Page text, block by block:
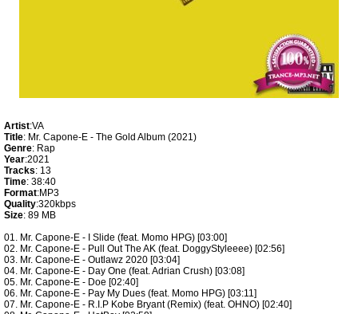
Artist:VA
Title: Mr. Capone-E - The Gold Album (2021)
Genre: Rap
Year:2021
Tracks: 13
Time: 38:40
Format:MP3
Quality:320kbps
Size: 89 MB
01. Mr. Capone-E - I Slide (feat. Momo HPG) [03:00]
02. Mr. Capone-E - Pull Out The AK (feat. DoggyStyleeee) [02:56]
03. Mr. Capone-E - Outlawz 2020 [03:04]
04. Mr. Capone-E - Day One (feat. Adrian Crush) [03:08]
05. Mr. Capone-E - Doe [02:40]
06. Mr. Capone-E - Pay My Dues (feat. Momo HPG) [03:11]
07. Mr. Capone-E - R.I.P Kobe Bryant (Remix) (feat. OHNO) [02:40]